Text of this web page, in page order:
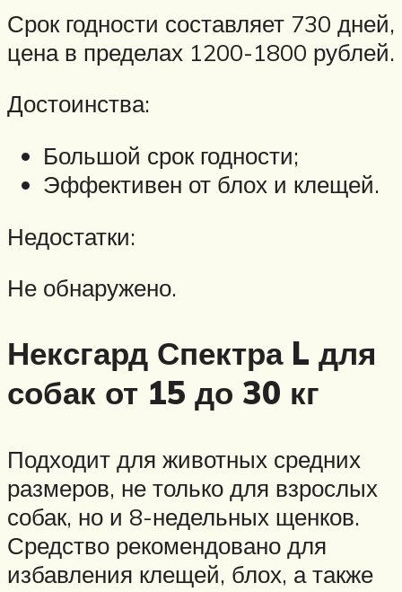
Срок годности составляет 730 дней,
цена в пределах 1200-1800 рублей.
Достоинства:
Большой срок годности;
Эффективен от блох и клещей.
Недостатки:
Не обнаружено.
Нексгард Спектра L для
собак от 15 до 30 кг
Подходит для животных средних
размеров, не только для взрослых
собак, но и 8-недельных щенков.
Средство рекомендовано для
избавления клещей, блох, а также